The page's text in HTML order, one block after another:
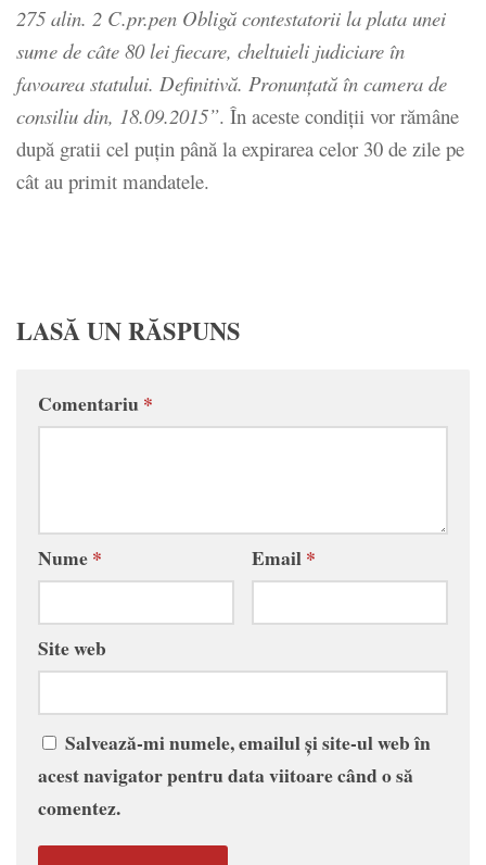
275 alin. 2 C.pr.pen Obligă contestatorii la plata unei
sume de câte 80 lei fiecare, cheltuieli judiciare în
favoarea statului. Definitivă. Pronunţată în camera de
consiliu din, 18.09.2015”. În aceste condiţii vor rămâne
după gratii cel puţin până la expirarea celor 30 de zile pe
cât au primit mandatele.
LASĂ UN RĂSPUNS
Comentariu*
Nume* Email*
Site web
Salvează-mi numele, emailul și site-ul web în
acest navigator pentru data viitoare când o să
comentez.